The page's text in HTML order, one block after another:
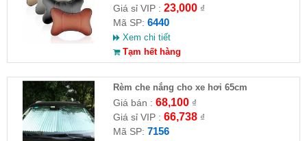
Giá sỉ VIP : 23,000₫
Mã SP: 6440
Xem chi tiết
Tạm hết hàng
Rèm che nắng cho xe hơi 65cm
Giá bán : 68,100₫
Giá sỉ VIP : 66,738₫
Mã SP: 7156